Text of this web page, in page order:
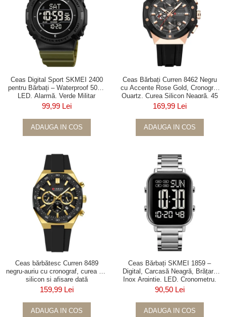
Ceas Digital Sport SKMEI 2400
pentru Bărbați – Waterproof 50M,
LED, Alarmă, Verde Militar
99,99 Lei
ADAUGA IN COS
Ceas Bărbați Curren 8462 Negru
cu Accente Rose Gold, Cronograf
Quartz, Curea Silicon Neagră, 45
mm
169,99 Lei
ADAUGA IN COS
Ceas bărbătesc Curren 8489
negru-auriu cu cronograf, curea din
silicon și afișare dată
159,99 Lei
ADAUGA IN COS
Ceas Bărbați SKMEI 1859 –
Digital, Carcasă Neagră, Brățară
Inox Argintie, LED, Cronometru,
Waterproof
90,50 Lei
ADAUGA IN COS